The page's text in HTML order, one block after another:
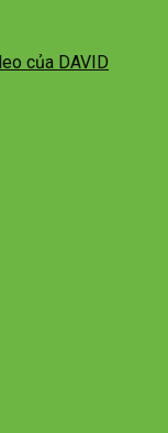
của DAVID